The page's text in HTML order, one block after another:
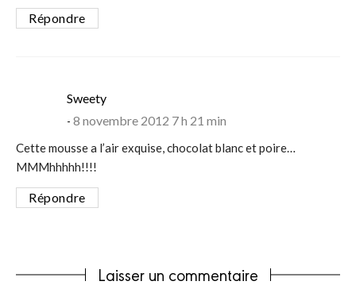
Répondre
Sweetysays:
8 novembre 2012 7 h 21 min
Cette mousse a l’air exquise, chocolat blanc et poire…
MMMhhhhh!!!!
Répondre
Laisser un commentaire